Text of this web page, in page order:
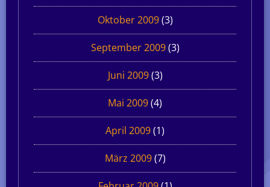
Oktober 2009(3)
September 2009(3)
Juni 2009(3)
Mai 2009(4)
April 2009(1)
März 2009(7)